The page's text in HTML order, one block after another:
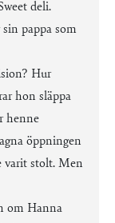
deli.
pappa som
Hur
hon släppa
henne
öppningen
varit stolt. Men
om Hanna